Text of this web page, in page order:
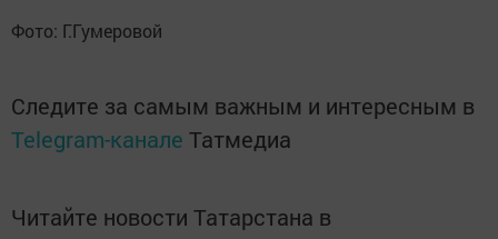
Фото: Г.Гумеровой
Следите за самым важным и интересным в
Telegram-канале Татмедиа
Читайте новости Татарстана в